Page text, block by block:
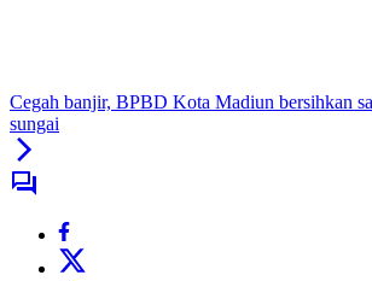
Cegah banjir, BPBD Kota Madiun bersihkan
sungai